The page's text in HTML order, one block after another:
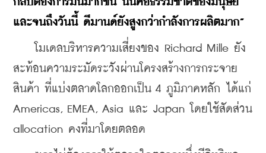
กลับต้องการมันมากขึ้น นั่นคือธรรมชาติของมนุษย์
และจนถึงวันนี้ ดีมานด์ยังสูงกว่ากำลังการผลิตมาก”
โมเดลบริหารความเสี่ยงของ Richard Mille ยัง
สะท้อนความระมัดระวังผ่านโครงสร้างการกระจาย
สินค้า ที่แบ่งตลาดโลกออกเป็น 4 ภูมิภาคหลัก ได้แก่
Americas, EMEA, Asia และ Japan โดยใช้สัดส่วน
allocation คงที่มาโดยตลอด